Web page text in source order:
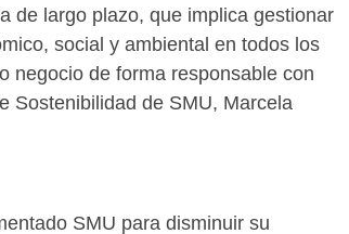
de largo plazo, que implica gestionar
social y ambiental en todos los
negocio de forma responsable con
Sostenibilidad de SMU, Marcela
SMU para disminuir su